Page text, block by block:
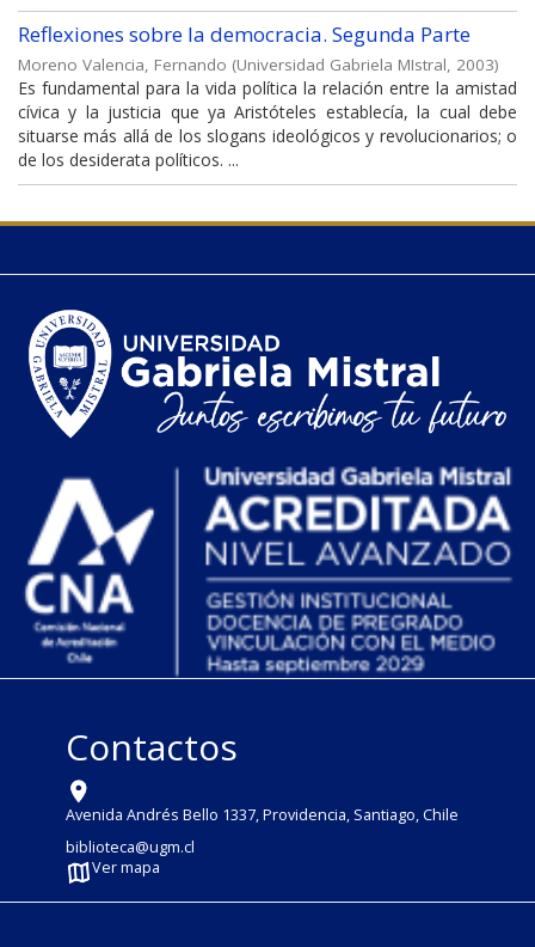
Reflexiones sobre la democracia. Segunda Parte
Moreno Valencia, Fernando (Universidad Gabriela MIstral, 2003)
Es fundamental para la vida política la relación entre la amistad
cívica y la justicia que ya Aristóteles establecía, la cual debe
situarse más allá de los slogans ideológicos y revolucionarios; o
de los desiderata políticos. ...
Contactos
Avenida Andrés Bello 1337, Providencia, Santiago, Chile
biblioteca@ugm.cl
Ver mapa